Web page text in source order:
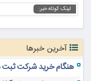
لینک کوتاه خبر:
آخرین خبرها
هنگام خرید شرکت ثبت